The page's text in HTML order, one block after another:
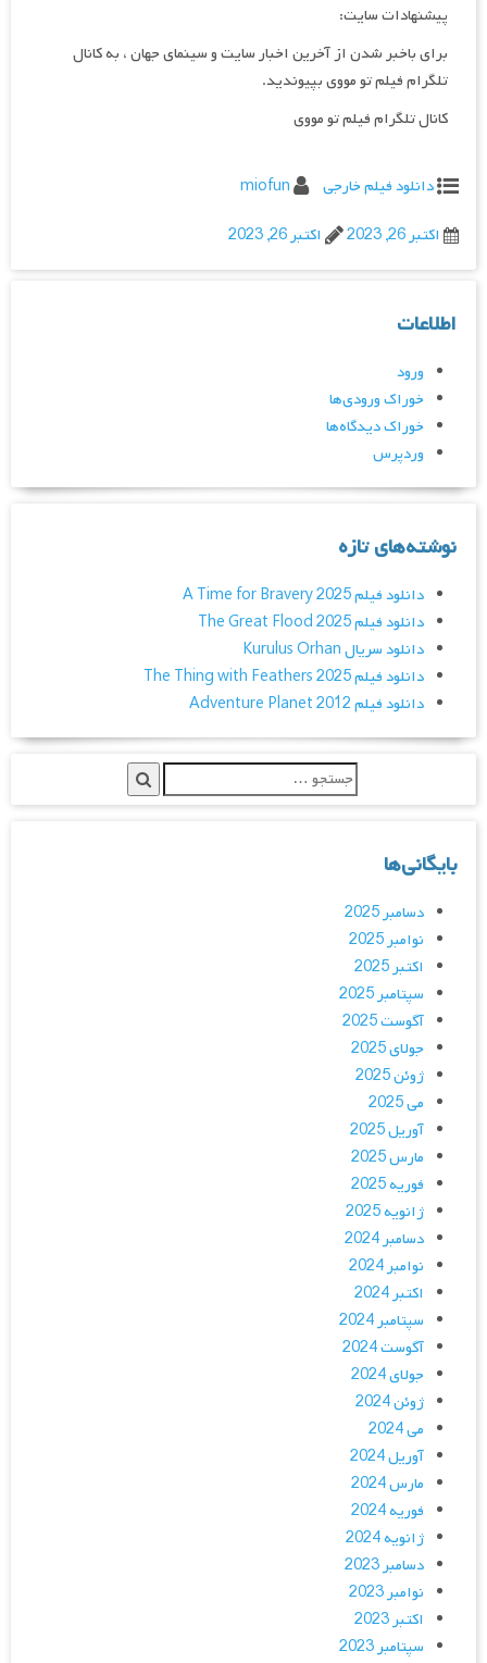
پیشنهادات سایت:
برای باخبر شدن از آخرین اخبار سایت و سینمای جهان ، به کانال
تلگرام فیلم تو مووی بپیوندید.
کانال تلگرام فیلم تو مووی
دانلود فیلم خارجی
miofun
اکتبر 26, 2023
اکتبر 26, 2023
اطلاعات
ورود
خوراک ورودی‌ها
خوراک دیدگاه‌ها
وردپرس
نوشته‌های تازه
دانلود فیلم A Time for Bravery 2025
دانلود فیلم The Great Flood 2025
دانلود سریال Kurulus Orhan
دانلود فیلم The Thing with Feathers 2025
دانلود فیلم Adventure Planet 2012
بایگانی‌ها
دسامبر 2025
نوامبر 2025
اکتبر 2025
سپتامبر 2025
آگوست 2025
جولای 2025
ژوئن 2025
می 2025
آوریل 2025
مارس 2025
فوریه 2025
ژانویه 2025
دسامبر 2024
نوامبر 2024
اکتبر 2024
سپتامبر 2024
آگوست 2024
جولای 2024
ژوئن 2024
می 2024
آوریل 2024
مارس 2024
فوریه 2024
ژانویه 2024
دسامبر 2023
نوامبر 2023
اکتبر 2023
سپتامبر 2023